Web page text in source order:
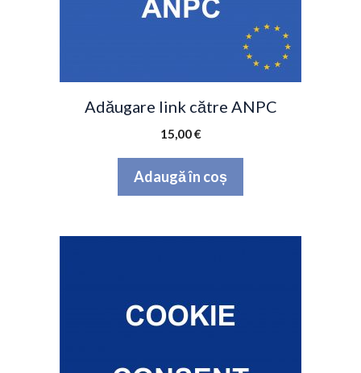
Adăugare link către ANPC
15,00€
Adaugă în coș